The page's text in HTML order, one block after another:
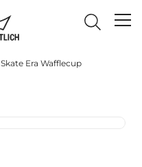
Skate Era Wafflecup